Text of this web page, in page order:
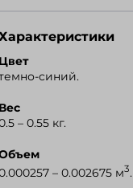
Ozon
Wildberries
синий.
– 0.55 кг.
– 0.002675 м3.